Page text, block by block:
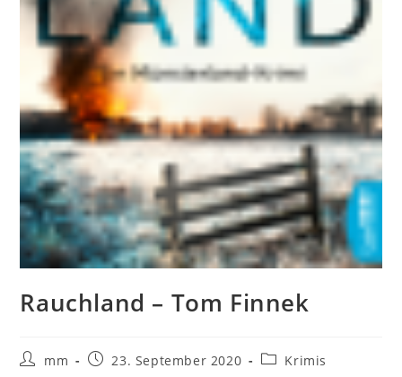
Rauchland – Tom Finnek
mm 23. September 2020 Krimis